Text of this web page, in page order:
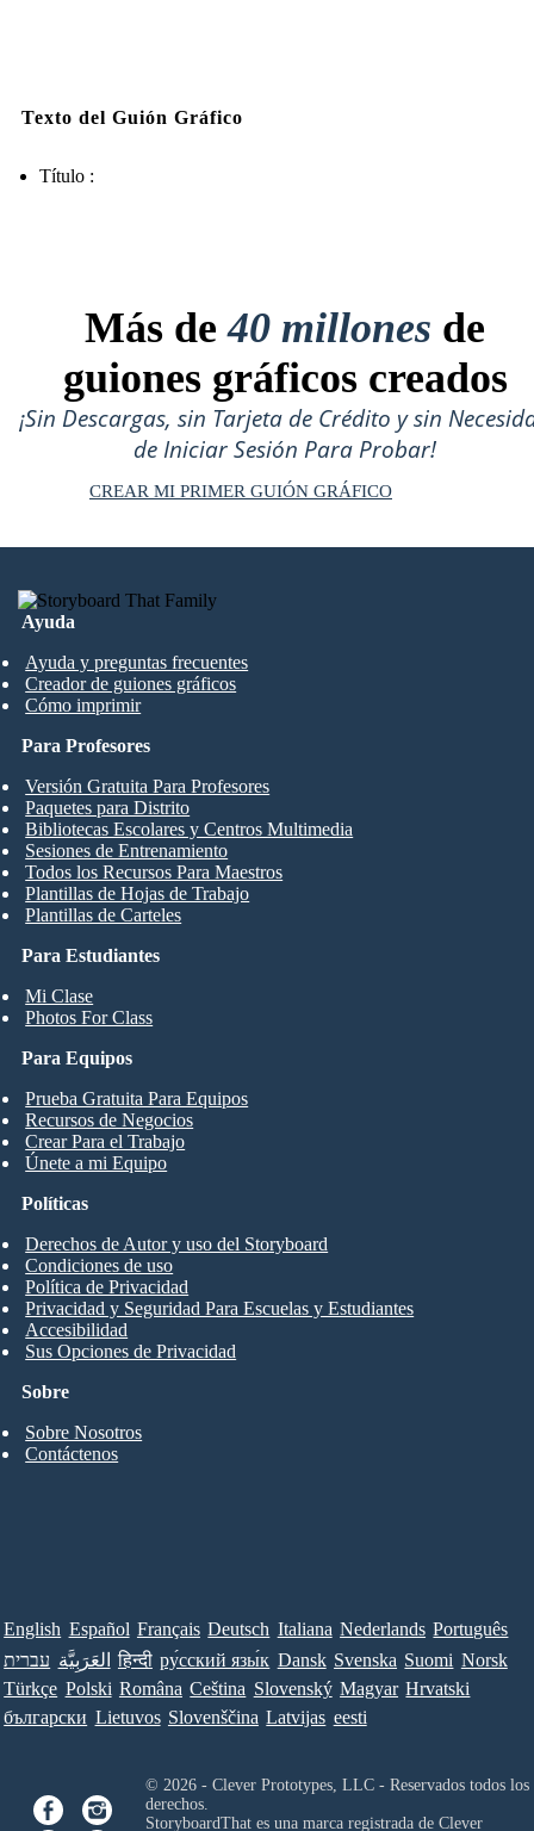
Texto del Guión Gráfico
Título :
Más de40 millones de
guiones gráficos creados
¡Sin Descargas, sin Tarjeta de Crédito y sin
de Iniciar Sesión Para Probar!
CREAR MI PRIMER GUIÓN GRÁFICO
Ayuda
Ayuda y preguntas frecuentes
Creador de guiones gráficos
Cómo imprimir
Para Estudiantes
Mi Clase
Photos For Class
Para Profesores
Versión Gratuita Para Profesores
Paquetes para Distrito
Bibliotecas Escolares y Centros Multimedia
Sesiones de Entrenamiento
Todos los Recursos Para Maestros
Plantillas de Hojas de Trabajo
Plantillas de Carteles
Para Equipos
Prueba Gratuita Para Equipos
Recursos de Negocios
Crear Para el Trabajo
Únete a mi Equipo
Sobre
Sobre Nosotros
Contáctenos
Políticas
Derechos de Autor y uso del Storyboard
Condiciones de uso
Política de Privacidad
Privacidad y Seguridad Para Escuelas y Estudiantes
Accesibilidad
Sus Opciones de Privacidad
English Español Français Deutsch Italiana Nederlands Português
עברית العَرَبِيَّة हिन्दी ру́сский язы́к Dansk Svenska Suomi Norsk
Türkçe Polski Româna Ceština Slovenský Magyar Hrvatski
български Lietuvos Slovenščina Latvijas eesti
© 2026 - Clever Prototypes, LLC - Reservados todos los
derechos.
StoryboardThat es una marca registrada de Clever